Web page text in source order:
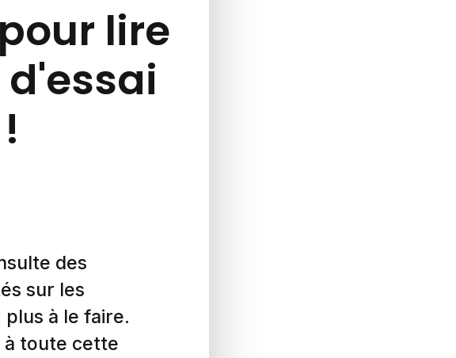
lire
des
sur les
à le faire.
à toute cette